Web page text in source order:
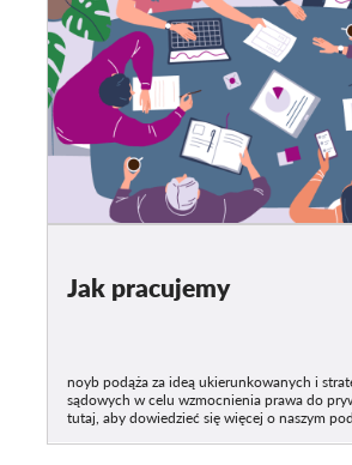
Jak pracujemy
noyb podąża za ideą ukierunkowanych i
sądowych w celu wzmocnienia prawa do
tutaj, aby dowiedzieć się więcej o naszym